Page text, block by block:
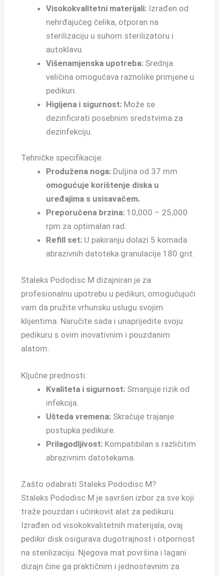
Visokokvalitetni materijali: Izrađen od
nehrđajućeg čelika, otporan na
sterilizaciju u suhom sterilizatoru i
autoklavu.
Višenamjenska upotreba: Srednja
veličina omogućava raznolike primjene u
pedikuri.
Higijena i sigurnost: Može se
dezinficirati posebnim sredstvima za
dezinfekciju.
Tehničke specifikacije:
Produžena noga: Duljina od 37 mm
omogućuje korištenje diska u
uređajima s usisavačem.
Preporučena brzina: 10,000 – 25,000
rpm za optimalan rad.
Refill set: U pakiranju dolazi 5 komada
abrazivnih datoteka granulacije 180 grit.
Staleks Pododisc M dizajniran je za
profesionalnu upotrebu u pedikuri, omogućujući
vam da pružite vrhunsku uslugu svojim
klijentima. Naručite sada i unaprijedite svoju
pedikuru s ovim inovativnim i pouzdanim
alatom.
Ključne prednosti:
Kvaliteta i sigurnost: Smanjuje rizik od
infekcija.
Ušteda vremena: Skraćuje trajanje
postupka pedikure.
Prilagodljivost: Kompatibilan s različitim
abrazivnim datotekama.
Zašto odabrati Staleks Pododisc M?
Staleks Pododisc M je savršen izbor za sve koji
traže pouzdan i učinkovit alat za pedikuru.
Izrađen od visokokvalitetnih materijala, ovaj
pedikir disk osigurava dugotrajnost i otpornost
na sterilizaciju. Njegova mat površina i lagani
dizajn čine ga praktičnim i jednostavnim za